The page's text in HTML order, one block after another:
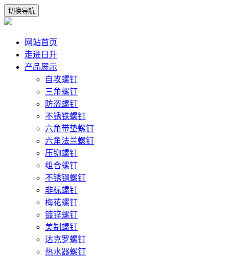
切换导航
网站首页
走进日升
产品展示
自攻螺钉
三角螺钉
防盗螺钉
不锈铁螺钉
六角带垫螺钉
六角法兰螺钉
压铆螺钉
组合螺钉
不锈钢螺钉
非标螺钉
梅花螺钉
镀锌螺钉
美制螺钉
达克罗螺钉
热水器螺钉